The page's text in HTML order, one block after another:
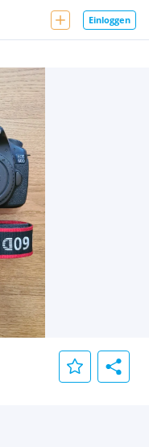
Einloggen